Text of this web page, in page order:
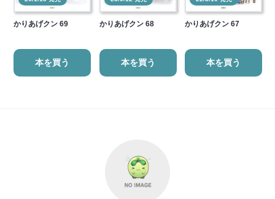
かりあげクン 69
本を買う
かりあげクン 68
本を買う
かりあげクン 67
本を買う